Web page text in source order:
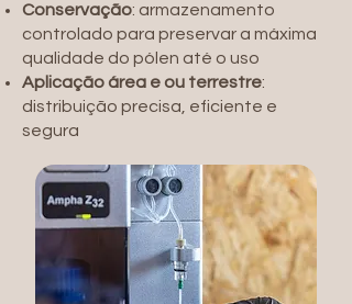
Conservação: armazenamento
controlado para preservar a máxima
qualidade do pólen até o uso
Aplicação área e ou terrestre:
distribuição precisa, eficiente e
segura